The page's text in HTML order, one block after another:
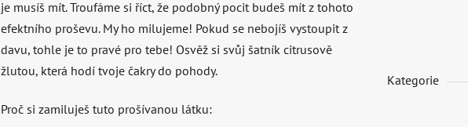
je musíš mít. Troufáme si říct, že podobný pocit budeš mít z tohoto
efektního proševu. My ho milujeme! Pokud se nebojíš vystoupit z
davu, tohle je to pravé pro tebe! Osvěž si svůj šatník citrusově
žlutou, která hodí tvoje čakry do pohody.
Proč si zamiluješ tuto prošívanou látku:
Kategorie